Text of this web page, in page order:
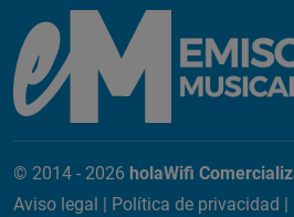
© 2014 - 2026 holaWifi
Aviso legal | Política de privacidad |